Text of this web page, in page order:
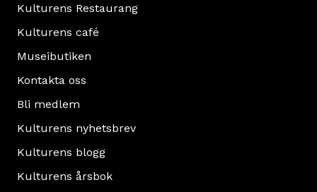
Kulturens Restaurang
Kulturens café
Museibutiken
Kontakta oss
Bli medlem
Kulturens nyhetsbrev
Kulturens blogg
Kulturens årsbok